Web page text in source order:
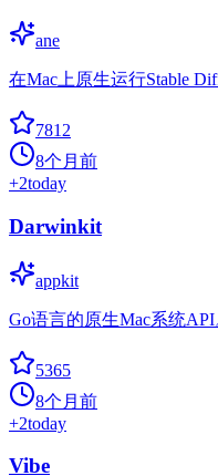
ane
在Mac上原生运行Stable
7812
8个月前
+2today
Darwinkit
appkit
Go语言的原生Mac系统
5365
8个月前
+2today
Vibe